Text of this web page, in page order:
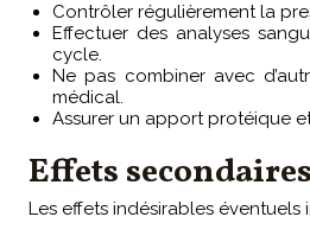
Contrôler régulièrement la
Effectuer des analyses
cycle.
Ne pas combiner avec
médical.
Assurer un apport protéique
Effets secondaires
Les effets indésirables éventuels